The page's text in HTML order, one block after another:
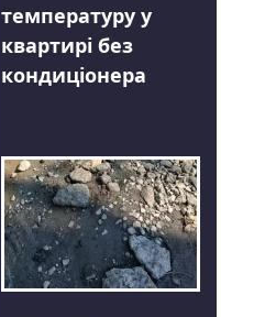
температуру у
квартирі без
кондиціонера